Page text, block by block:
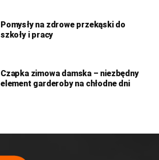
Pomysły na zdrowe przekąski do
szkoły i pracy
Czapka zimowa damska – niezbędny
element garderoby na chłodne dni